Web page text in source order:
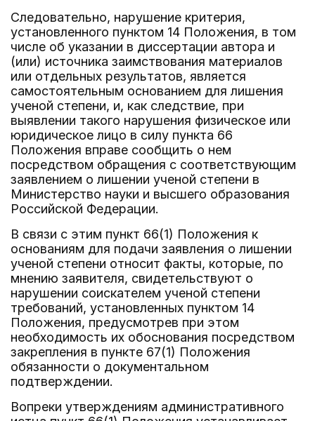
Следовательно, нарушение критерия,
установленного пунктом 14 Положения, в том
числе об указании в диссертации автора и
(или) источника заимствования материалов
или отдельных результатов, является
самостоятельным основанием для лишения
ученой степени, и, как следствие, при
выявлении такого нарушения физическое или
юридическое лицо в силу пункта 66
Положения вправе сообщить о нем
посредством обращения с соответствующим
заявлением о лишении ученой степени в
Министерство науки и высшего образования
Российской Федерации.
В связи с этим пункт 66(1) Положения к
основаниям для подачи заявления о лишении
ученой степени относит факты, которые, по
мнению заявителя, свидетельствуют о
нарушении соискателем ученой степени
требований, установленных пунктом 14
Положения, предусмотрев при этом
необходимость их обоснования посредством
закрепления в пункте 67(1) Положения
обязанности о документальном
подтверждении.
Вопреки утверждениям административного